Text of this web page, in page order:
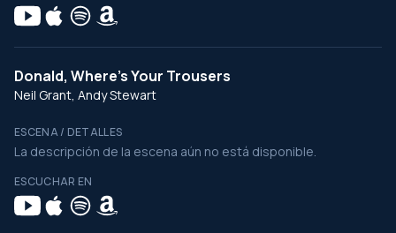
Donald, Where's Your Trousers
Neil Grant, Andy Stewart
ESCENA / DETALLES
La descripción de la escena aún no está disponible.
ESCUCHAR EN